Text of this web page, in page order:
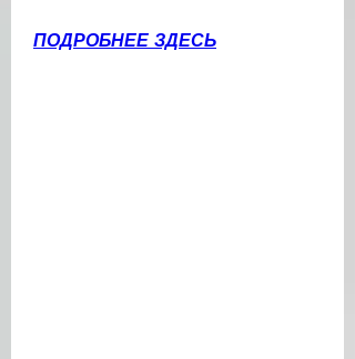
ПОДРОБНЕЕ ЗДЕСЬ